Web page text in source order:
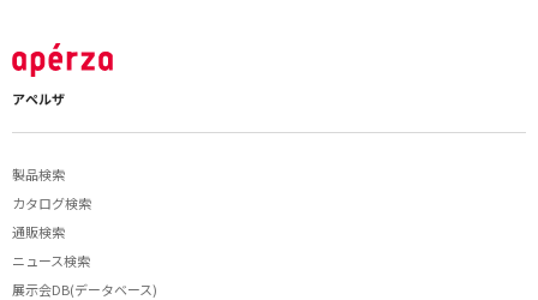
アペルザ
製品検索
カタログ検索
通販検索
ニュース検索
展示会DB(データベース)